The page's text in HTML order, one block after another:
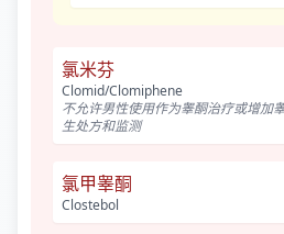
氯米芬
Clomid/Clomiphene
不允许男性使用作为睾酮治疗或增加
生处方和监测
氯甲睾酮
Clostebol